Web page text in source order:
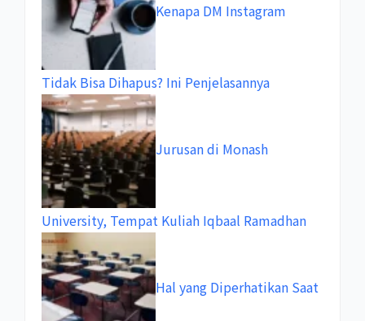
Kenapa DM Instagram
Tidak Bisa Dihapus? Ini Penjelasannya
Jurusan di Monash
University, Tempat Kuliah Iqbaal Ramadhan
Hal yang Diperhatikan Saat